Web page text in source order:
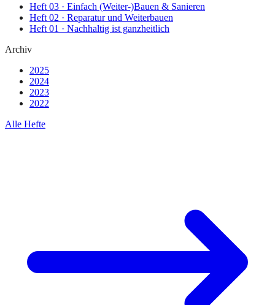
Heft 03 · Einfach (Weiter-)Bauen & Sanieren
Heft 02 · Reparatur und Weiterbauen
Heft 01 · Nachhaltig ist ganzheitlich
Archiv
2025
2024
2023
2022
Alle Hefte